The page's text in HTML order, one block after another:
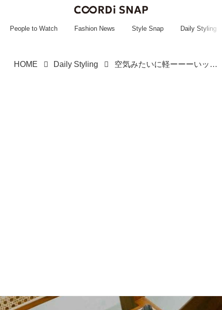
~~~~~~~~~~~
People to Watch Fashion News Style Snap Daily Styling
HOME Daily Styling 空気みたいに軽ーーーいッ！【グローバルワーク】大人が選びたい「高機能スニーカー」